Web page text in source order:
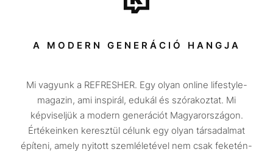
Sport
Társadalom
Utazás
Életmód
Design
A MODERN GENERÁCIÓ HANGJA
Mi vagyunk a REFRESHER. Egy olyan online lifestyle-
magazin, ami inspirál, edukál és szórakoztat. Mi
képviseljük a modern generációt Magyarországon.
Értékeinken keresztül célunk egy olyan társadalmat
építeni, amely nyitott szemléletével nem csak feketén-